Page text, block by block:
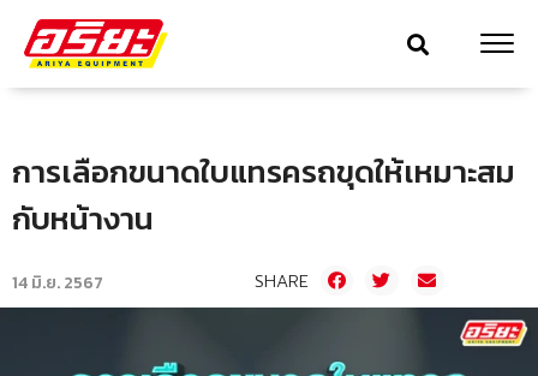
การเลือกขนาดใบแทรครถขุดให้เหมาะสม
กับหน้างาน
14 มิ.ย. 2567 SHARE